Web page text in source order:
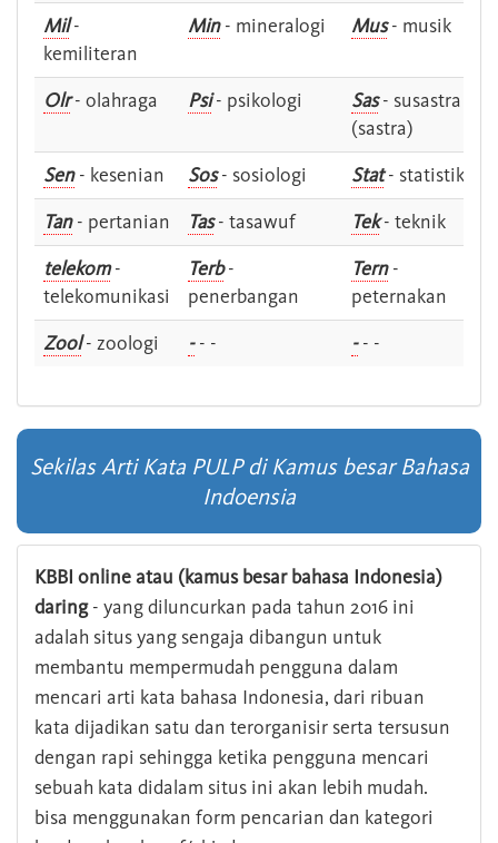
Mil-
kemiliteran
Min- mineralogi Mus- musik
Olr- olahraga Psi- psikologi Sas- susastra -
(sastra)
Sen- kesenian Sos- sosiologi Stat- statistik
Tan- pertanian Tas- tasawuf Tek- teknik
telekom-
telekomunikasi
Terb-
penerbangan
Tern-
peternakan
Zool- zoologi -- - -- -
Sekilas Arti Kata PULP di Kamus besar Bahasa
Indoensia
KBBI online atau (kamus besar bahasa Indonesia)
daring- yang diluncurkan pada tahun 2016 ini
adalah situs yang sengaja dibangun untuk
membantu mempermudah pengguna dalam
mencari arti kata bahasa Indonesia, dari ribuan
kata dijadikan satu dan terorganisir serta tersusun
dengan rapi sehingga ketika pengguna mencari
sebuah kata didalam situs ini akan lebih mudah.
bisa menggunakan form pencarian dan kategori